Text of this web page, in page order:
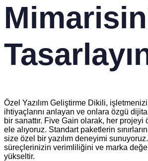
Özel Yazılım Geliştirme Dikili,
ihtiyaçlarını anlayan ve onlara özgü
bir sanattır. Five Gain olarak, her projeyi
ele alıyoruz. Standart paketlerin
size özel bir yazılım deneyimi
süreçlerinizin verimliliğini ve marka
yükseltir.